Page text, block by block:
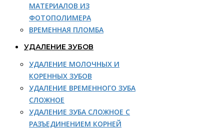
МАТЕРИАЛОВ ИЗ
ФОТОПОЛИМЕРА
ВРЕМЕННАЯ ПЛОМБА
УДАЛЕНИЕ ЗУБОВ
УДАЛЕНИЕ МОЛОЧНЫХ И
КОРЕННЫХ ЗУБОВ
УДАЛЕНИЕ ВРЕМЕННОГО ЗУБА
СЛОЖНОЕ
УДАЛЕНИЕ ЗУБА СЛОЖНОЕ С
РАЗЪЕДИНЕНИЕМ КОРНЕЙ